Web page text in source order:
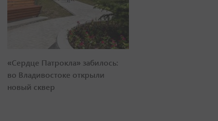
«Сердце Патрокла» забилось:
во Владивостоке открыли
новый сквер